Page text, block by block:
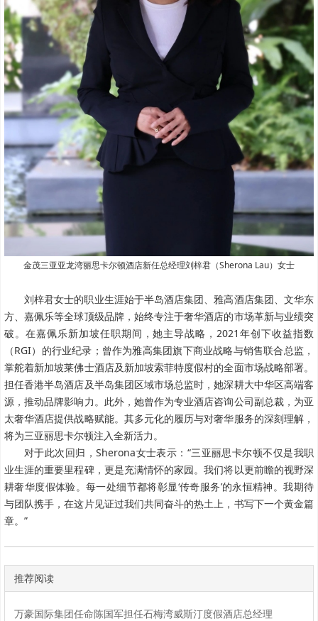
金茂三亚亚龙湾丽思卡尔顿酒店新任总经理刘梓君（Sherona Lau）女士
刘梓君女士的职业生涯始于半岛酒店集团、雅高酒店集团、文华东
方、嘉佩乐等全球顶级品牌，始终专注于奢华酒店的市场革新与业绩突
破。在嘉佩乐新加坡任职期间，她主导战略，2021年创下收益指数
（RGI）的行业纪录；曾作为雅高集团旗下商业战略与销售联合总监，
掌舵着新加坡莱佛士酒店及新加坡索菲特度假村的全面市场战略部署。
担任香港半岛酒店及半岛集团区域市场总监时，她深耕大中华区高端客
源，推动品牌影响力。此外，她曾作为专业酒店咨询公司副总裁，为亚
太奢华酒店提供战略赋能。其多元化的履历与对奢华服务的深刻理解，
将为三亚丽思卡尔顿注入全新活力。
对于此次回归，Sherona女士表示：“三亚丽思卡尔顿不仅是我职
业生涯的重要里程碑，更是充满情怀的家园。我们将以更前瞻的视野深
耕奢华度假体验。每一处细节都将彰显‘传奇服务’的永恒精神。我期待
与团队携手，在这片见证过我们共同奋斗的热土上，书写下一个黄金篇
章。”
推荐阅读
万豪国际集团任命陈国军担任石梅湾威斯汀度假酒店总经理